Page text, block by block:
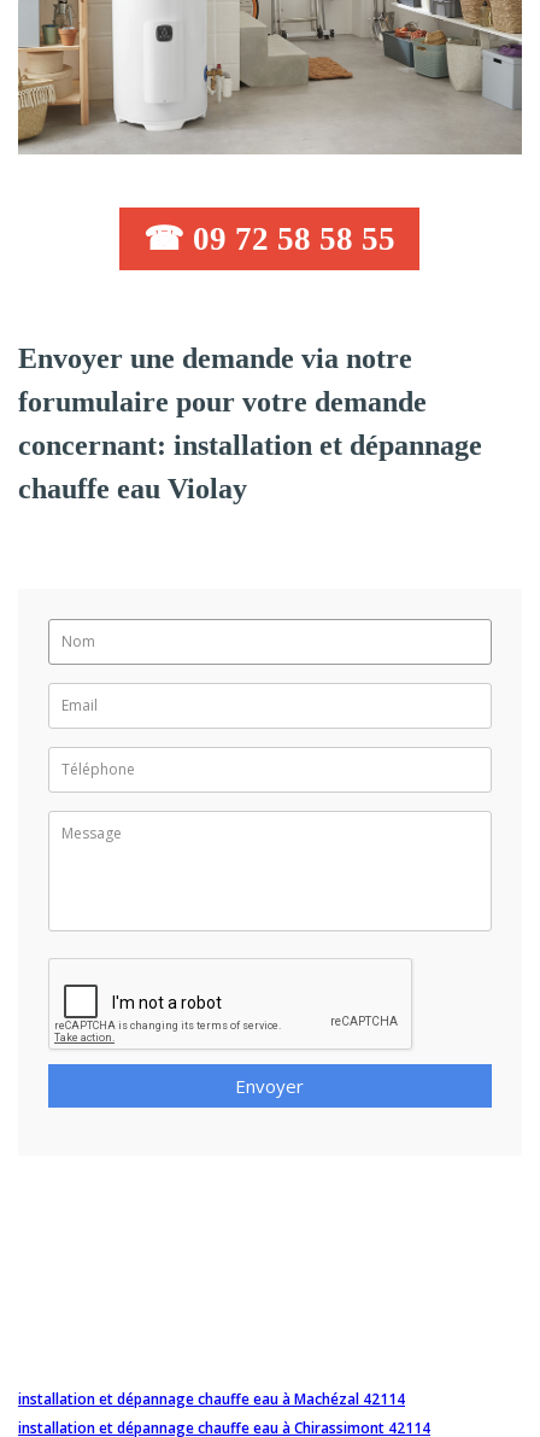
☎ 09 72 58 58 55
Envoyer une demande via notre
forumulaire pour votre demande
concernant: installation et dépannage
chauffe eau Violay
Envoyer
installation et dépannage chauffe eau à Machézal 42114
installation et dépannage chauffe eau à Chirassimont 42114